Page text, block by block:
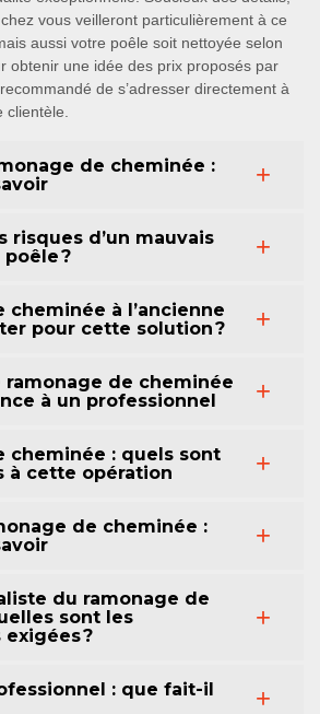
vous veilleront particulièrement à ce
aussi votre poêle soit nettoyée selon
obtenir une idée des prix proposés par
de s’adresser directement à
clientèle.
de cheminée :
risques d’un mauvais
?
cheminée à l’ancienne
pour cette solution ?
ramonage de cheminée
à un professionnel
cheminée : quels sont
à cette opération
de cheminée :
du ramonage de
sont les
?
: que fait-il